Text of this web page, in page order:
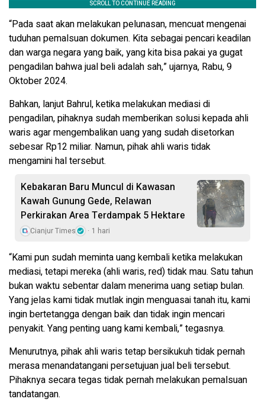
“Pada saat akan melakukan pelunasan, mencuat mengenai
tuduhan pemalsuan dokumen. Kita sebagai pencari keadilan
dan warga negara yang baik, yang kita bisa pakai ya gugat
pengadilan bahwa jual beli adalah sah,” ujarnya, Rabu, 9
Oktober 2024.
Bahkan, lanjut Bahrul, ketika melakukan mediasi di
pengadilan, pihaknya sudah memberikan solusi kepada ahli
waris agar mengembalikan uang yang sudah disetorkan
sebesar Rp12 miliar. Namun, pihak ahli waris tidak
mengamini hal tersebut.
Kebakaran Baru Muncul di Kawasan
Kawah Gunung Gede, Relawan
Perkirakan Area Terdampak 5 Hektare
Cianjur Times 1 hari
“Kami pun sudah meminta uang kembali ketika melakukan
mediasi, tetapi mereka (ahli waris, red) tidak mau. Satu tahun
bukan waktu sebentar dalam menerima uang setiap bulan.
Yang jelas kami tidak mutlak ingin menguasai tanah itu, kami
ingin bertetangga dengan baik dan tidak ingin mencari
penyakit. Yang penting uang kami kembali,” tegasnya.
Menurutnya, pihak ahli waris tetap bersikukuh tidak pernah
merasa menandatangani persetujuan jual beli tersebut.
Pihaknya secara tegas tidak pernah melakukan pemalsuan
tandatangan.